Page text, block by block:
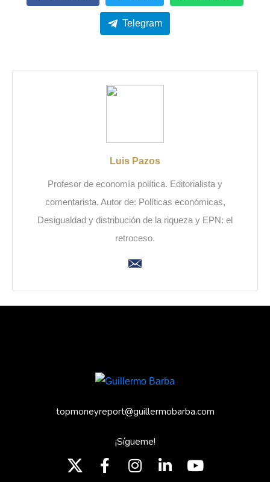
Telegram
Luis Pazos
Profesor de economía política. Editorialista y
comentarista. Autor de: Políticas económicas,
Desigualdad y distribución de la riqueza y EPN: el
retroceso.
topmoneyreport@guillermobarba.com
¡Sígueme!